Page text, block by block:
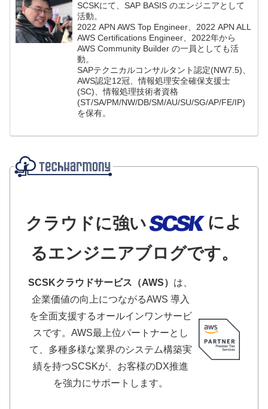
SCSKにて、SAP BASIS のエンジニアとして
活動。
2022 APN AWS Top Engineer、2022 APN ALL
AWS Certifications Engineer、2022年から
AWS Community Builder の一員としても活
動。
SAPテクニカルコンサルタント認定(NW7.5)、
AWS認定12冠、情報処理安全確保支援士
(SC)、情報処理技術者資格
(ST/SA/PM/NW/DB/SM/AU/SU/SG/AP/FE/IP)
を保有。
クラウドに強い
によ
るエンジニアブログです。
SCSKクラウドサービス（AWS） は、
企業価値の向上につながるAWS 導入
を全面支援するオールインワンサービ
スです。AWS最上位パートナーとし
て、多種多様な業界のシステム構築実
績を持つSCSKが、お客様のDX推進
を強力にサポートします。